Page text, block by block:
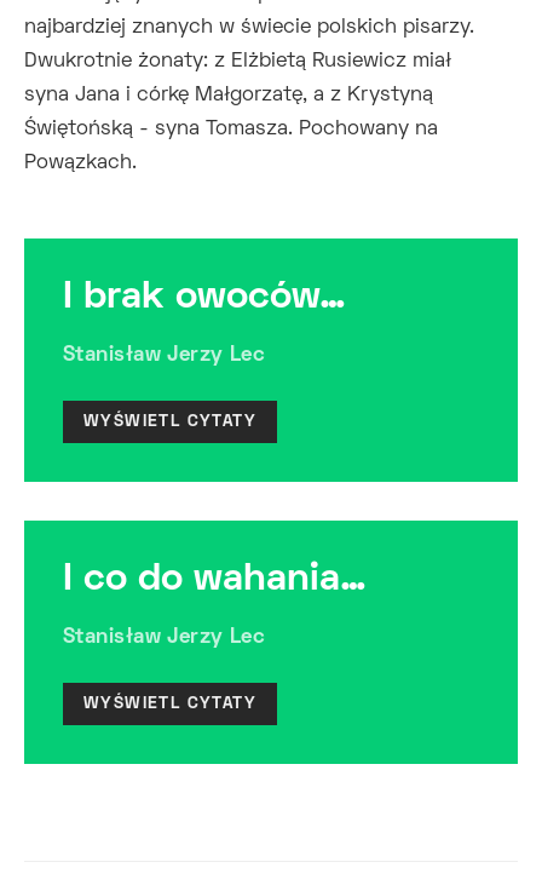
najbardziej znanych w świecie polskich pisarzy.
Dwukrotnie żonaty: z Elżbietą Rusiewicz miał
syna Jana i córkę Małgorzatę, a z Krystyną
Świętońską - syna Tomasza. Pochowany na
Powązkach.
I brak owoców…
Stanisław Jerzy Lec
WYŚWIETL CYTATY
I co do wahania…
Stanisław Jerzy Lec
WYŚWIETL CYTATY